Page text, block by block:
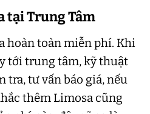
tại Trung Tâm
hoàn toàn miễn phí. Khi
tới trung tâm, kỹ thuật
tra, tư vấn báo giá, nếu
thêm Limosa cũng